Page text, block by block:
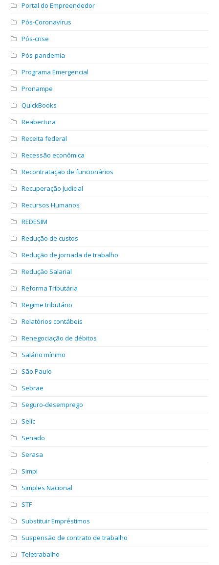
Portal do Empreendedor
Pós-Coronavírus
Pós-crise
Pós-pandemia
Programa Emergencial
Pronampe
QuickBooks
Reabertura
Receita federal
Recessão econômica
Recontratação de funcionários
Recuperação Judicial
Recursos Humanos
REDESIM
Redução de custos
Redução de jornada de trabalho
Redução Salarial
Reforma Tributária
Regime tributário
Relatórios contábeis
Renegociação de débitos
Salário mínimo
São Paulo
Sebrae
Seguro-desemprego
Selic
Senado
Serasa
Simpi
Simples Nacional
STF
Substituir Empréstimos
Suspensão de contrato de trabalho
Teletrabalho